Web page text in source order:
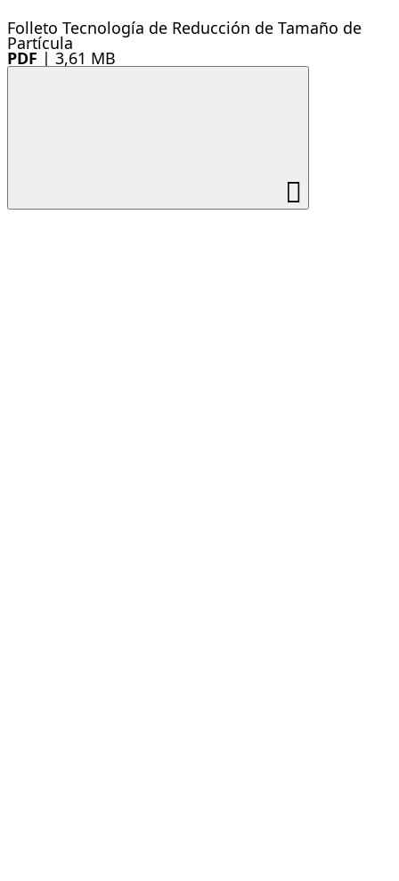
Folleto Tecnología de Reducción de Tamaño de
Partícula
PDF | 3,61 MB